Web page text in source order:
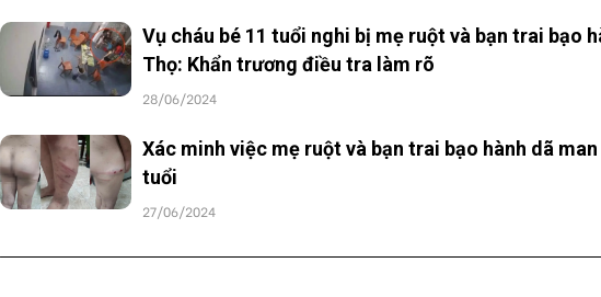
Vụ cháu bé 11 tuổi nghi bị mẹ ruột và bạn trai bạo
Thọ: Khẩn trương điều tra làm rõ
28/06/2024
Xác minh việc mẹ ruột và bạn trai bạo hành dã
tuổi
27/06/2024